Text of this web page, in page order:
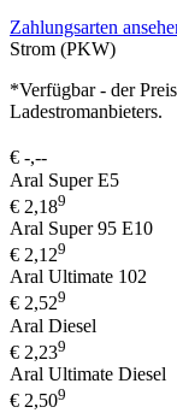
Zahlungsarten
Strom (PKW)
*Verfügbar - der
Ladestromanbieters.
€ -,--
Aral Super E5
€ 2,189
Aral Super 95 E10
€ 2,129
Aral Ultimate 102
€ 2,529
Aral Diesel
€ 2,239
Aral Ultimate Diesel
€ 2,509